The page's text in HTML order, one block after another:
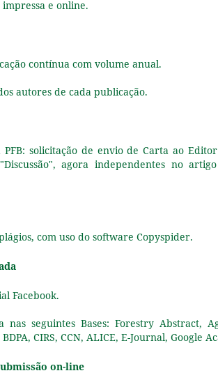
e online.
contínua com volume anual.
autores de cada publicação.
solicitação de envio de Carta ao
agora independentes no
com uso do software Copyspider.
Facebook.
seguintes Bases: Forestry Abstract,
CIRS, CCN, ALICE, E-Journal, Google
on-line